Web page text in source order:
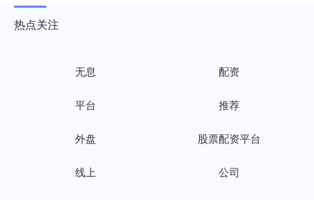
热点关注
无息 配资
平台 推荐
外盘 股票配资平台
线上 公司